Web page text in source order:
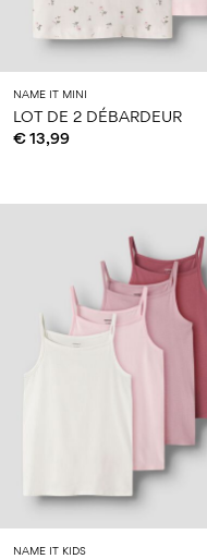
NAME IT MINI
LOT DE 2 DÉBARDEUR
€ 13,99
NAME IT KIDS